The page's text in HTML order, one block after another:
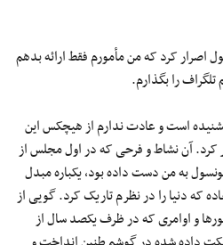
اصرار کرد که من مأمورم فقط ارائه بدهم
را بگذارم.
است و عادت ندارم از هیچکس این
کرد. آن نشاط و فرحی که در اول مجلس از
به من دست داده بود، یکباره مبدل
که دنیا را در نظرم تاریک کرد. گویی از
و اوامری که در ظرف یکصد سال از